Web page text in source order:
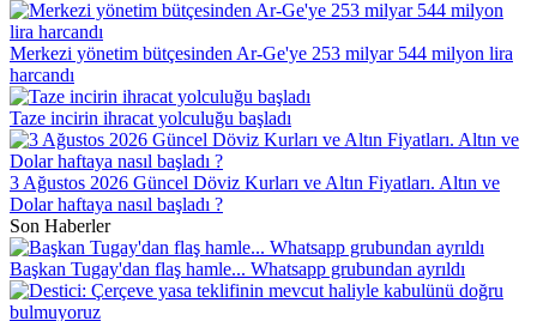
Merkezi yönetim bütçesinden Ar-Ge'ye 253 milyar 544 milyon lira
harcandı
Taze incirin ihracat yolculuğu başladı
3 Ağustos 2026 Güncel Döviz Kurları ve Altın Fiyatları. Altın ve
Dolar haftaya nasıl başladı ?
Son Haberler
Başkan Tugay'dan flaş hamle... Whatsapp grubundan ayrıldı